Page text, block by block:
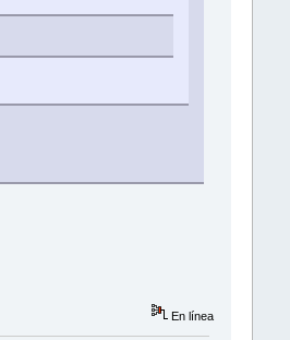
En línea